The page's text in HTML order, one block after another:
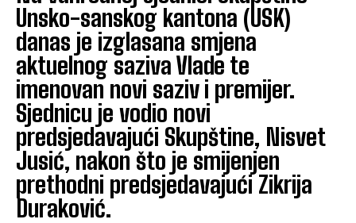
Unsko-sanskog kantona (USK)
danas je izglasana smjena
aktuelnog saziva Vlade te
imenovan novi saziv i premijer.
Sjednicu je vodio novi
predsjedavajući Skupštine, Nisvet
Jusić, nakon što je smijenjen
prethodni predsjedavajući Zikrija
Duraković.